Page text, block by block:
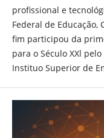
profissional e
Federal de Educação,
fim participou da
para o Século XXl
Instituo Superior de